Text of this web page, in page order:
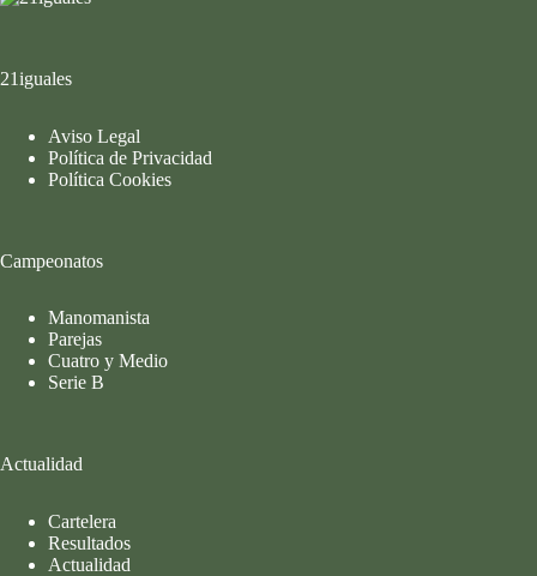
21iguales
Aviso Legal
Política de Privacidad
Política Cookies
Campeonatos
Manomanista
Parejas
Cuatro y Medio
Serie B
Actualidad
Cartelera
Resultados
Actualidad